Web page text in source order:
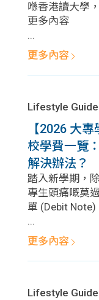
喺香港讀大學
更多內容
...
更多內容
Lifestyle Guide
【2026 大
校學費一覽
解決辦法？
踏入新學期，
專生頭痛嘅莫
單 (Debit
...
更多內容
Lifestyle Guide